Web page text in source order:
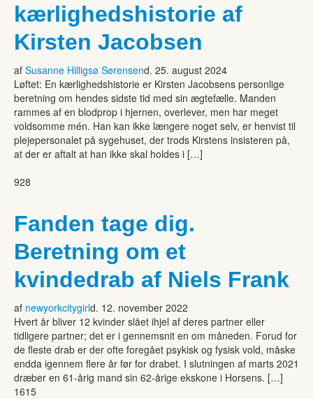
kærlighedshistorie af
Kirsten Jacobsen
af Susanne Hilligsø Sørensend. 25. august 2024
Løftet: En kærlighedshistorie er Kirsten Jacobsens personlige
beretning om hendes sidste tid med sin ægtefælle. Manden
rammes af en blodprop i hjernen, overlever, men har meget
voldsomme mén. Han kan ikke længere noget selv, er henvist til
plejepersonalet på sygehuset, der trods Kirstens insisteren på,
at der er aftalt at han ikke skal holdes i […]
928
Fanden tage dig.
Beretning om et
kvindedrab af Niels Frank
af newyorkcitygirld. 12. november 2022
Hvert år bliver 12 kvinder slået ihjel af deres partner eller
tidligere partner; det er i gennemsnit en om måneden. Forud for
de fleste drab er der ofte foregået psykisk og fysisk vold, måske
endda igennem flere år før for drabet. I slutningen af marts 2021
dræber en 61-årig mand sin 62-årige ekskone i Horsens. […]
1615